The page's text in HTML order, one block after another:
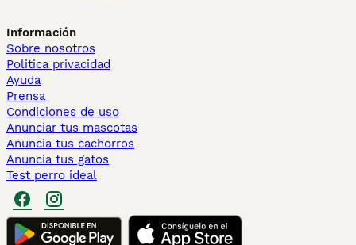
Información
Sobre nosotros
Politica privacidad
Ayuda
Prensa
Condiciones de uso
Anunciar tus mascotas
Anuncia tus cachorros
Anuncia tus gatos
Test perro ideal